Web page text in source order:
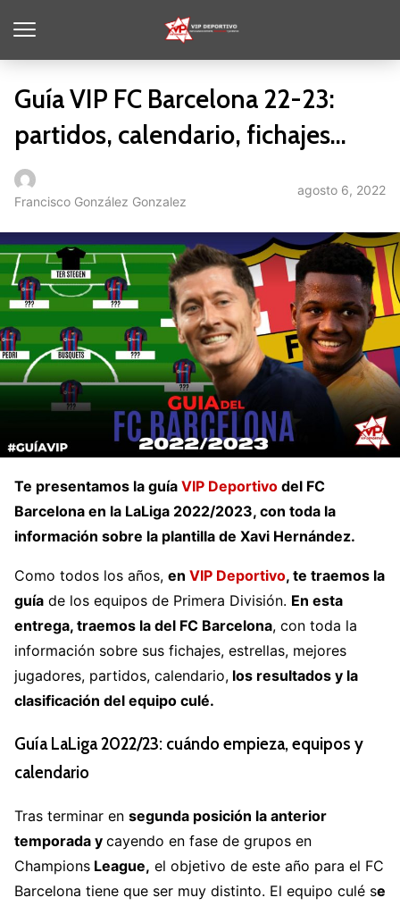
Guía VIP FC Barcelona 22-23:
partidos, calendario, fichajes…
Francisco González Gonzalez
agosto 6, 2022
Te presentamos la guía VIP Deportivo del FC
Barcelona en la LaLiga 2022/2023, con toda la
información sobre la plantilla de Xavi Hernández.
Como todos los años, en VIP Deportivo, te traemos la
guía de los equipos de Primera División. En esta
entrega, traemos la del FC Barcelona, con toda la
información sobre sus fichajes, estrellas, mejores
jugadores, partidos, calendario, los resultados y la
clasificación del equipo culé.
Guía LaLiga 2022/23: cuándo empieza, equipos y
calendario
Tras terminar en segunda posición la anterior
temporada y cayendo en fase de grupos en
Champions League, el objetivo de este año para el FC
Barcelona tiene que ser muy distinto. El equipo culé se